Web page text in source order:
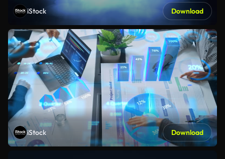
iStock Download
iStock Download